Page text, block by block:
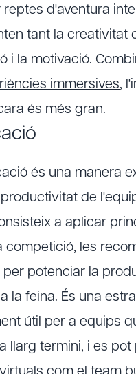
d'aventura
tant la creativitat
i la motivació.
immersives,
és més gran.
és una manera
de
a aplicar
competició, les
potenciar la
la feina. És una
útil per a equips
llarg termini, i es